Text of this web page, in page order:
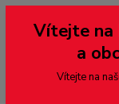
--- pro zákazníky ze
přepněte si e-shop
dobírky – pokud si z
domluvě zaslána
případě bude
Vítejte na
a
Vítejte na